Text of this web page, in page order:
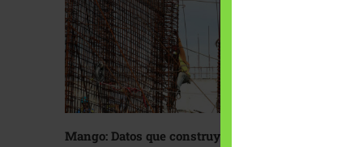
Mango: Datos que construyen confianza